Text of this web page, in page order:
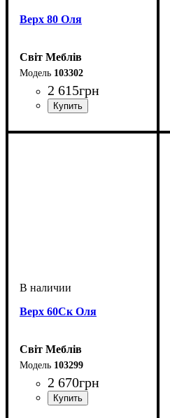
Верх 80 Оля
Світ Меблів
103302
2 615грн
Верх 60Ск Оля
Світ Меблів
103299
2 670грн